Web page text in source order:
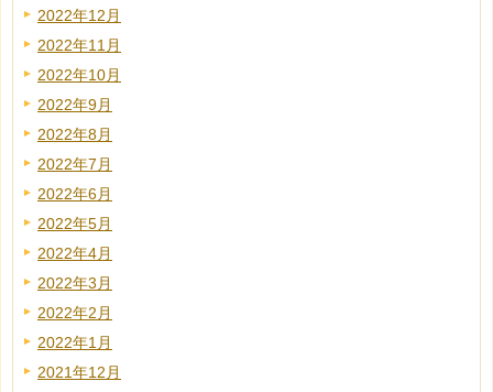
2022年12月
2022年11月
2022年10月
2022年9月
2022年8月
2022年7月
2022年6月
2022年5月
2022年4月
2022年3月
2022年2月
2022年1月
2021年12月